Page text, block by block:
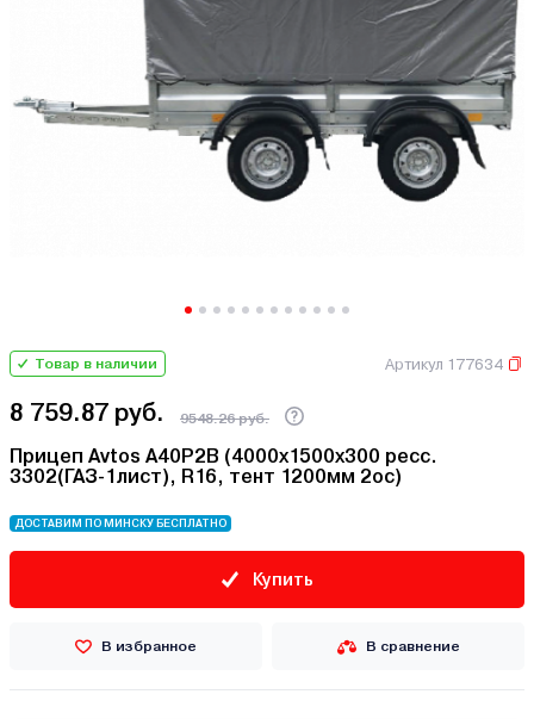
Товар в наличии Артикул 177634
8 759.87 руб. 9548.26 руб.
Прицеп Avtos A40P2B (4000х1500х300 ресс.
3302(ГАЗ-1лист), R16, тент 1200мм 2ос)
ДОСТАВИМ ПО МИНСКУ БЕСПЛАТНО
Купить
В избранное В сравнение